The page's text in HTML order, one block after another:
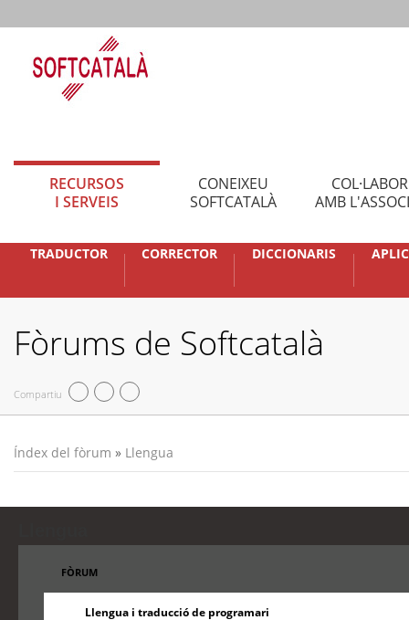
RECURSOS
I SERVEIS
CONEIXEU
SOFTCATALÀ
AMB
TRADUCTOR CORRECTOR DICCIONARIS
Fòrums de Softcatalà
Compartiu
Índex del fòrum » Llengua
FÒRUM
Llengua i traducció de programari